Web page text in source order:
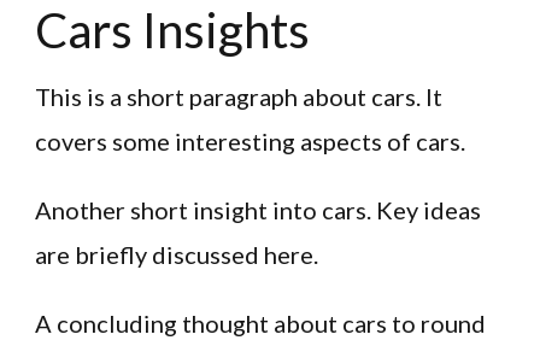
Cars Insights
This is a short paragraph about cars. It
covers some interesting aspects of cars.
Another short insight into cars. Key ideas
are briefly discussed here.
A concluding thought about cars to round